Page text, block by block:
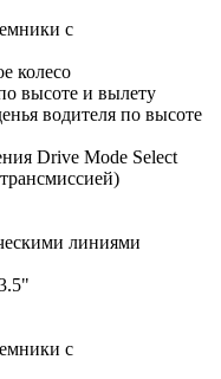
с
колесо
высоте и вылету
водителя по высоте
Drive Mode Select
линиями
с